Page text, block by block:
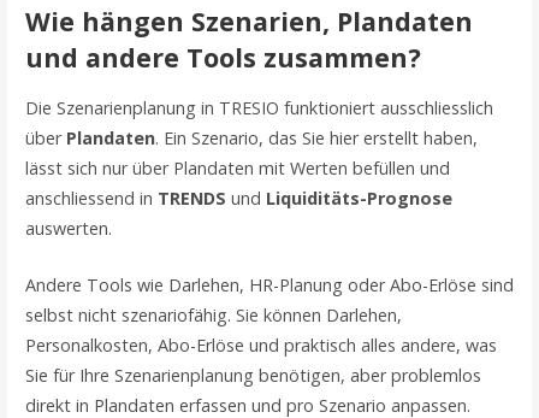
Wie hängen Szenarien, Plandaten
und andere Tools zusammen?
Die Szenarienplanung in TRESIO funktioniert ausschliesslich
über Plandaten. Ein Szenario, das Sie hier erstellt haben,
lässt sich nur über Plandaten mit Werten befüllen und
anschliessend in TRENDS und Liquiditäts-Prognose
auswerten.
Andere Tools wie Darlehen, HR-Planung oder Abo-Erlöse sind
selbst nicht szenariofähig. Sie können Darlehen,
Personalkosten, Abo-Erlöse und praktisch alles andere, was
Sie für Ihre Szenarienplanung benötigen, aber problemlos
direkt in Plandaten erfassen und pro Szenario anpassen.